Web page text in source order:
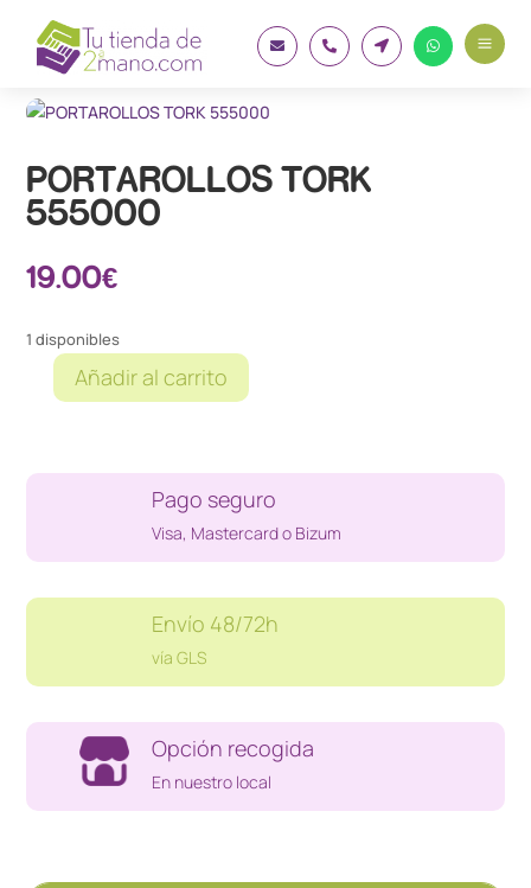
    a
PORTAROLLOS TORK
555000
19.00€
1 disponibles
PORTAROLLOS
cantidad
Añadir al carrito
Pago seguro
Visa, Mastercard o Bizum
Envío 48/72h
vía GLS
Opción recogida
En nuestro local